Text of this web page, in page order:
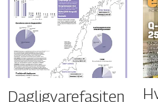
Dagligvarefasiten